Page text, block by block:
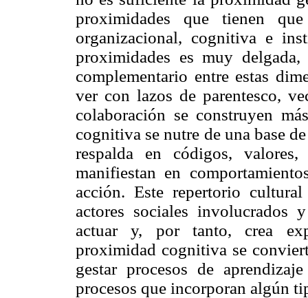
proximidades que tienen
organizacional, cognitiva e
proximidades es muy
complementario entre estas
ver con lazos de parentesco,
colaboración se construyen
cognitiva se nutre de una base
respalda en códigos,
manifiestan en
acción. Este repertorio
actores sociales involucrados
actuar y, por tanto, crea
proximidad cognitiva se
gestar procesos de
procesos que incorporan algún